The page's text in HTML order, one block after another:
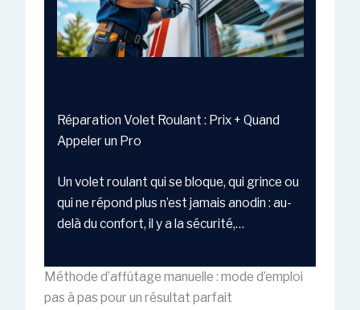
Réparation Volet Roulant : Prix + Quand
Appeler un Pro
Un volet roulant qui se bloque, qui grince ou
qui ne répond plus n’est jamais anodin : au-
delà du confort, il y a la sécurité,…
Méthode d’affûtage manuelle : mode d’emploi
pas à pas pour un résultat parfait